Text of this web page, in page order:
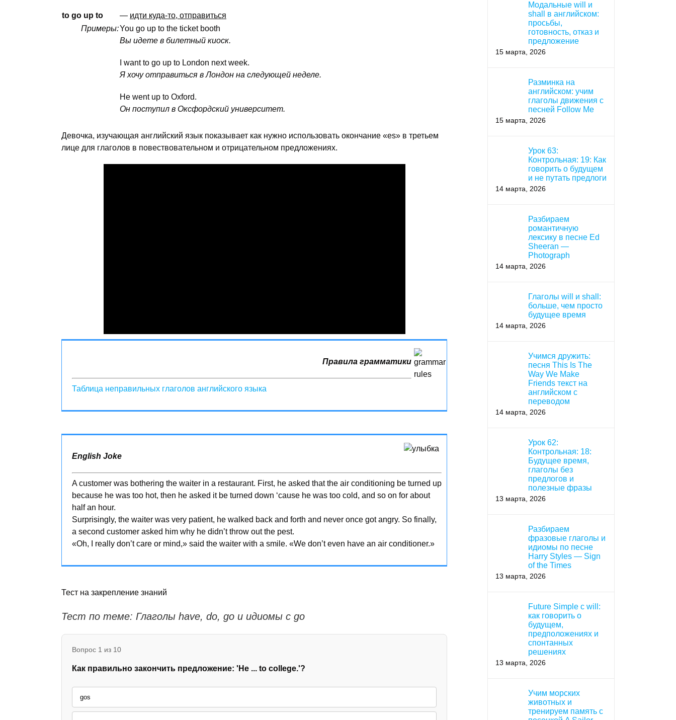
to go up to — идти куда-то, отправиться
Примеры:You go up to the ticket booth
Вы идете в билетный киоск.
I want to go up to London next week.
Я хочу отправиться в Лондон на следующей неделе.
He went up to Oxford.
Он поступил в Оксфордский университет.
Девочка, изучающая английский язык показывает как нужно использовать окончание «es» в третьем
лице для глаголов в повествовательном и отрицательном предложениях.
Правила грамматики
Таблица неправильных глаголов английского языка
English Joke
A customer was bothering the waiter in a restaurant. First, he asked that the air conditioning be turned up
because he was too hot, then he asked it be turned down ‘cause he was too cold, and so on for about
half an hour.
Surprisingly, the waiter was very patient, he walked back and forth and never once got angry. So finally,
a second customer asked him why he didn’t throw out the pest.
«Oh, I really don’t care or mind,» said the waiter with a smile. «We don’t even have an air conditioner.»
Тест на закрепление знаний
Тест по теме: Глаголы have, do, go и идиомы с go
Вопрос 1 из 10
Как правильно закончить предложение: 'He ... to college.'?
gos
Модальные will и
shall в английском:
просьбы,
готовность, отказ и
предложение
15 марта, 2026
Разминка на
английском: учим
глаголы движения с
песней Follow Me
15 марта, 2026
Урок 63:
Контрольная: 19: Как
говорить о будущем
и не путать предлоги
14 марта, 2026
Разбираем
романтичную
лексику в песне Ed
Sheeran —
Photograph
14 марта, 2026
Глаголы will и shall:
больше, чем просто
будущее время
14 марта, 2026
Учимся дружить:
песня This Is The
Way We Make
Friends текст на
английском с
переводом
14 марта, 2026
Урок 62:
Контрольная: 18:
Будущее время,
глаголы без
предлогов и
полезные фразы
13 марта, 2026
Разбираем
фразовые глаголы и
идиомы по песне
Harry Styles — Sign
of the Times
13 марта, 2026
Future Simple с will:
как говорить о
будущем,
предположениях и
спонтанных
решениях
13 марта, 2026
Учим морских
животных и
тренируем память с